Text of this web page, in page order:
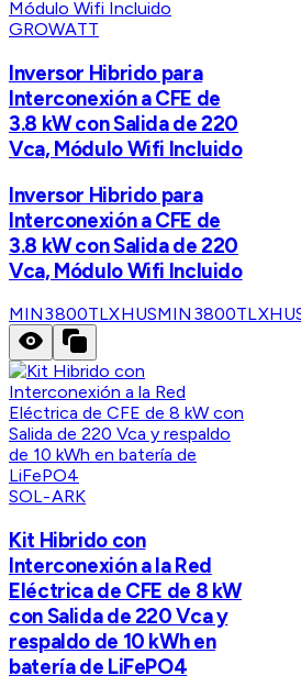
GROWATT
Inversor Hibrido para
Interconexión a CFE de
3.8 kW con Salida de 220
Vca, Módulo Wifi Incluido
Inversor Hibrido para
Interconexión a CFE de
3.8 kW con Salida de 220
Vca, Módulo Wifi Incluido
MIN3800TLXHUS
SOL-ARK
Kit Hibrido con
Interconexión a la Red
Eléctrica de CFE de 8 kW
con Salida de 220 Vca y
respaldo de 10 kWh en
batería de LiFePO4